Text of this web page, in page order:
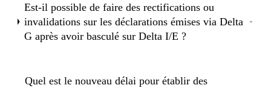
Est-il possible de faire des rectifications ou
invalidations sur les déclarations émises via Delta
G après avoir basculé sur Delta I/E ?
Quel est le nouveau délai pour établir des